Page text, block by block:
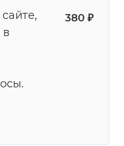
380 ₽